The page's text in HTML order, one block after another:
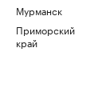
Мурманск
Приморский
край